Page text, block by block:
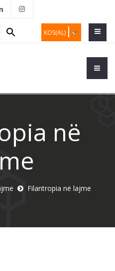
KOS(AL)
në
Filantropia në lajme